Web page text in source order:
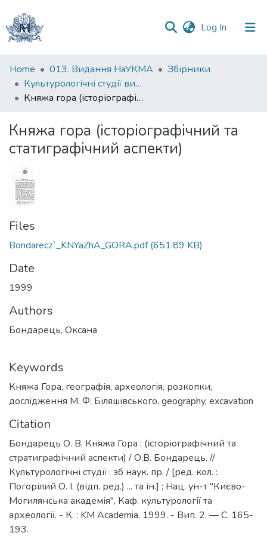
Log In (current)
Communities
&
Collections
Statistics
Home 013. Видання НаУКМА
Збірники
Культурологічні студії випуск 2
Княжа гора (історіографічний та статиграфічний аспекти)
Княжа гора (історіографічний та
статиграфічний аспекти)
Files
Bondarecz`_KNYaZhA_GORA.pdf(651.89 KB)
Date
1999
Authors
Бондарець, Оксана
Keywords
Княжа Гора, географія, археологія, розкопки,
дослідження М. Ф. Біляшівського, geography, excavation
Citation
Бондарець О. В. Княжа Гора : (історіографічний та
стратиграфічний аспекти) / О.В. Бондарець. //
Культурологічні студії : зб наук. пр. / [ред. кол. :
Погорілий О. І. (відп. ред.) ... та ін.] ; Нац. ун-т "Києво-
Могилянська академія", Каф. культурології та
археології. - К. : KM Academia, 1999. - Вип. 2. — С. 165-
193.